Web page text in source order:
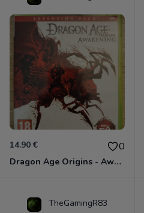
14.90 € 0
Dragon Age Origins - Awakening Xbox 360
TheGamingR83